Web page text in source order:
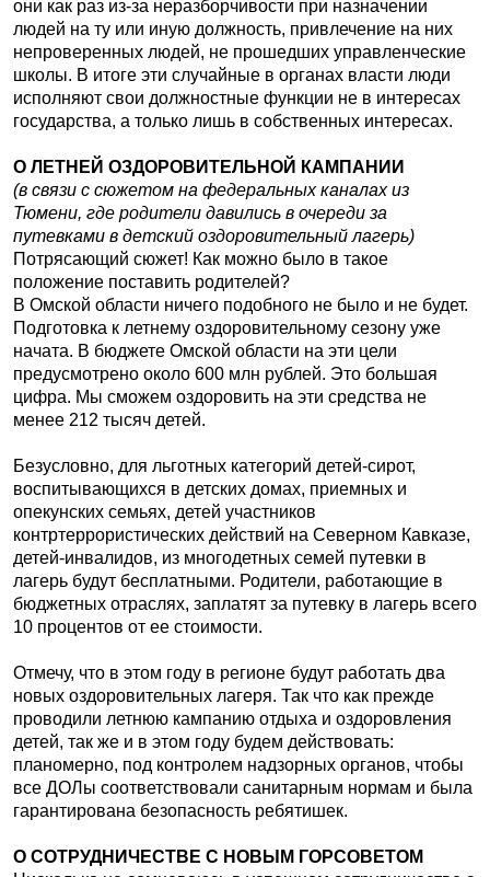
они как раз из-за неразборчивости при назначении
людей на ту или иную должность, привлечение на них
непроверенных людей, не прошедших управленческие
школы. В итоге эти случайные в органах власти люди
исполняют свои должностные функции не в интересах
государства, а только лишь в собственных интересах.
О ЛЕТНЕЙ ОЗДОРОВИТЕЛЬНОЙ КАМПАНИИ
(в связи с сюжетом на федеральных каналах из
Тюмени, где родители давились в очереди за
путевками в детский оздоровительный лагерь)
Потрясающий сюжет! Как можно было в такое
положение поставить родителей?
В Омской области ничего подобного не было и не будет.
Подготовка к летнему оздоровительному сезону уже
начата. В бюджете Омской области на эти цели
предусмотрено около 600 млн рублей. Это большая
цифра. Мы сможем оздоровить на эти средства не
менее 212 тысяч детей.
Безусловно, для льготных категорий детей-сирот,
воспитывающихся в детских домах, приемных и
опекунских семьях, детей участников
контртеррористических действий на Северном Кавказе,
детей-инвалидов, из многодетных семей путевки в
лагерь будут бесплатными. Родители, работающие в
бюджетных отраслях, заплатят за путевку в лагерь всего
10 процентов от ее стоимости.
Отмечу, что в этом году в регионе будут работать два
новых оздоровительных лагеря. Так что как прежде
проводили летнюю кампанию отдыха и оздоровления
детей, так же и в этом году будем действовать:
планомерно, под контролем надзорных органов, чтобы
все ДОЛы соответствовали санитарным нормам и была
гарантирована безопасность ребятишек.
О СОТРУДНИЧЕСТВЕ С НОВЫМ ГОРСОВЕТОМ